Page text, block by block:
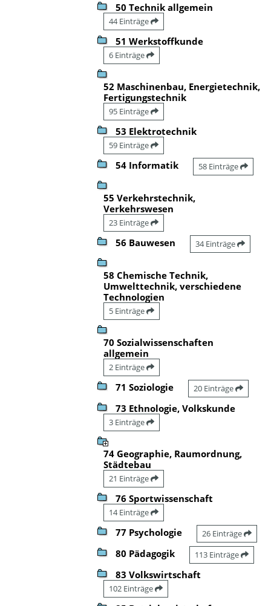
50 Technik allgemein
44 Einträge
51 Werkstoffkunde
6 Einträge
52 Maschinenbau, Energietechnik,
Fertigungstechnik
95 Einträge
53 Elektrotechnik
59 Einträge
54 Informatik 58 Einträge
55 Verkehrstechnik,
Verkehrswesen
23 Einträge
56 Bauwesen 34 Einträge
58 Chemische Technik,
Umwelttechnik, verschiedene
Technologien
5 Einträge
70 Sozialwissenschaften
allgemein
2 Einträge
71 Soziologie 20 Einträge
73 Ethnologie, Volkskunde
3 Einträge
74 Geographie, Raumordnung,
Städtebau
21 Einträge
76 Sportwissenschaft
14 Einträge
77 Psychologie 26 Einträge
80 Pädagogik 113 Einträge
83 Volkswirtschaft
102 Einträge